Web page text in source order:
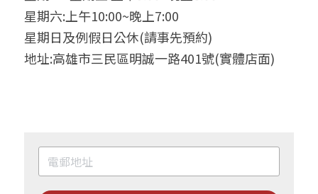
星期六:上午10:00~晚上7:00
星期日及例假日公休(請事先預約)
地址:高雄市三民區明誠一路401號(實體店面)